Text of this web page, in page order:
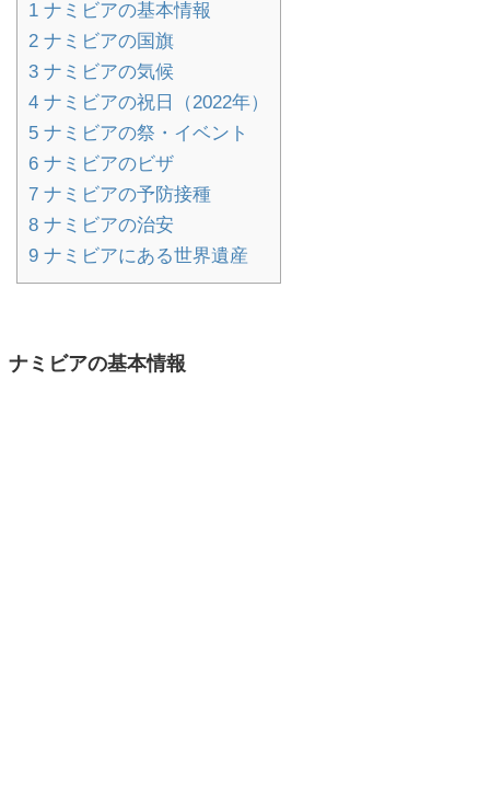
1 ナミビアの基本情報
2 ナミビアの国旗
3 ナミビアの気候
4 ナミビアの祝日（2022年）
5 ナミビアの祭・イベント
6 ナミビアのビザ
7 ナミビアの予防接種
8 ナミビアの治安
9 ナミビアにある世界遺産
ナミビアの基本情報